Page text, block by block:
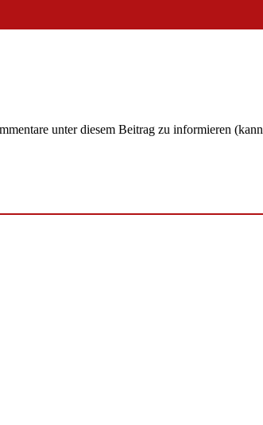
unter diesem Beitrag zu informieren (kann